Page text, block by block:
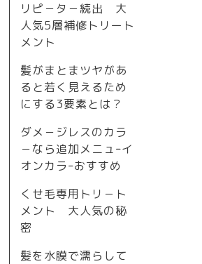
リピ－タ－続出 大
人気5層補修トリート
メント
髪がまとまツヤがあ
ると若く見えるため
にする3要素とは？
ダメ－ジレスのカラ
－なら追加メニュｰイ
オンカラｰおすすめ
くせ毛専用トリ－ト
メント 大人気の秘
密
髪を水膜で濡らして